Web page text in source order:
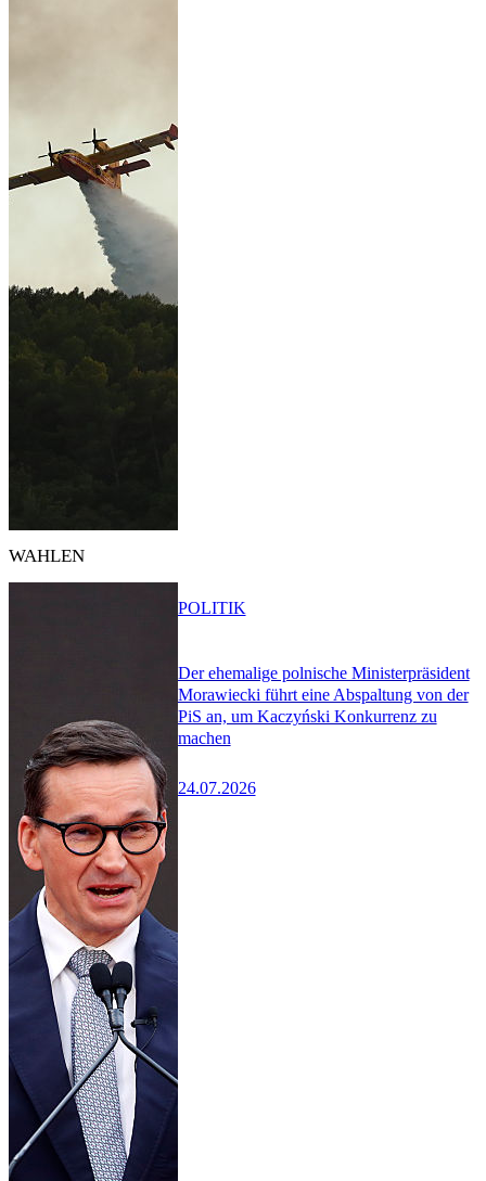
WAHLEN
Der ehemalige polnische Ministerpräsident
Morawiecki führt eine Abspaltung von der
PiS an, um Kaczyński Konkurrenz zu
machen
24.07.2026
POLITIK